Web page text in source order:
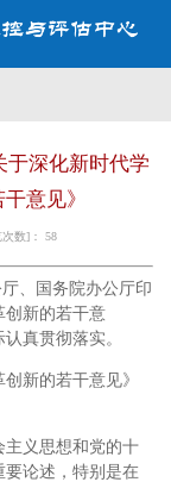
于深化新时代学
意见》
数]： 58
、国务院办公厅印
创新的若干意
真贯彻落实。
新的若干意见》
主义思想和党的十
要论述，特别是在